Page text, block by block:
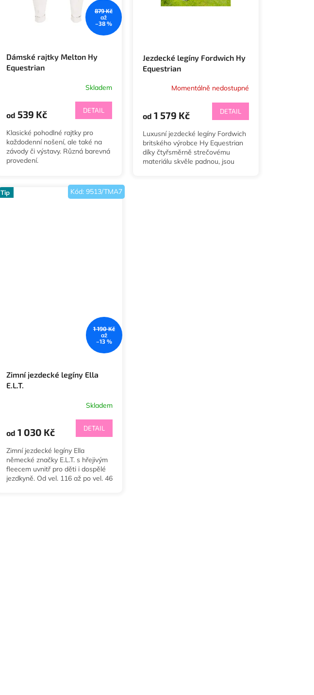
879 Kč
až
–38 %
Dámské rajtky Melton Hy
Equestrian
Skladem
od 539 Kč DETAIL
Klasické pohodlné rajtky pro
každodenní nošení, ale také na
závody či výstavy. Různá barevná
provedení.
Jezdecké legíny Fordwich Hy
Equestrian
Momentálně nedostupné
od 1 579 Kč DETAIL
Luxusní jezdecké legíny Fordwich
britského výrobce Hy Equestrian
díky čtyřsměrně strečovému
materiálu skvěle padnou, jsou
Tip
1 190 Kč
až
–13 %
Zimní jezdecké legíny Ella
E.L.T.
Skladem
od 1 030 Kč DETAIL
Zimní jezdecké legíny Ella
německé značky E.L.T. s hřejivým
fleecem uvnitř pro děti i dospělé
jezdkyně. Od vel. 116 až po vel. 46
Kód: 9513/TMA7